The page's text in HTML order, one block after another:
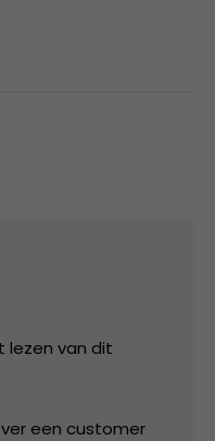
lezen van dit
een customer